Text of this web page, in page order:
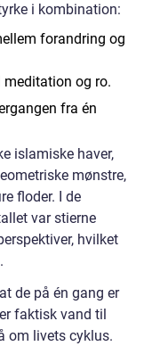
i kombination:
forandring og
meditation og ro.
fra én
islamiske haver,
mønstre,
floder. I de
var stierne
hvilket
de på én gang er
faktisk vand til
om livets cyklus.